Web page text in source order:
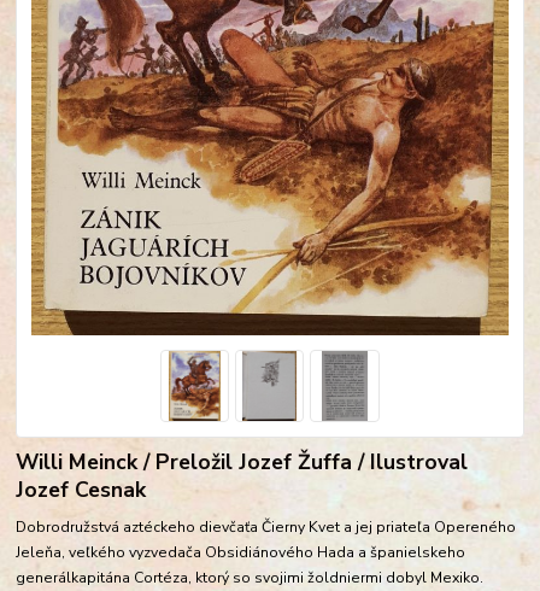
Willi Meinck / Preložil Jozef Žuffa / Ilustroval
Jozef Cesnak
Dobrodružstvá aztéckeho dievčaťa Čierny Kvet a jej priateľa Opereného
Jeleňa, veľkého vyzvedača Obsidiánového Hada a španielskeho
generálkapitána Cortéza, ktorý so svojimi žoldniermi dobyl Mexiko.